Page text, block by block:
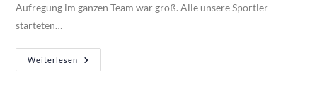
Aufregung im ganzen Team war groß. Alle unsere Sportler
starteten…
Weiterlesen